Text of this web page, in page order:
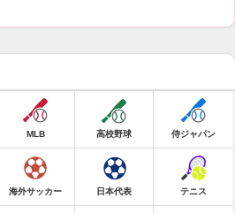
MLB 高校野球 侍ジャパン
海外サッカー 日本代表 テニス